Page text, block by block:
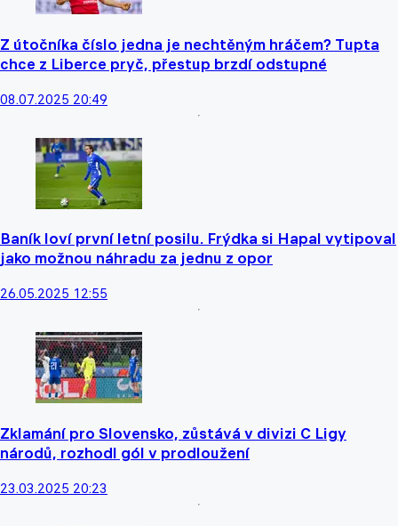
Z útočníka číslo jedna je nechtěným hráčem? Tupta
chce z Liberce pryč, přestup brzdí odstupné
08.07.2025 20:49
Baník loví první letní posilu. Frýdka si Hapal vytipoval
jako možnou náhradu za jednu z opor
26.05.2025 12:55
Zklamání pro Slovensko, zůstává v divizi C Ligy
národů, rozhodl gól v prodloužení
23.03.2025 20:23